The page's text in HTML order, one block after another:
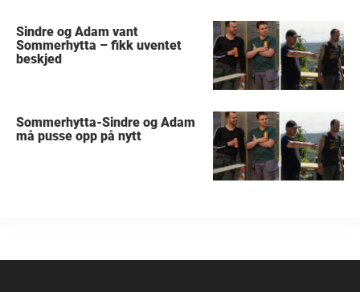
Sindre og Adam vant
Sommerhytta – fikk uventet
beskjed
Sommerhytta-Sindre og Adam
må pusse opp på nytt